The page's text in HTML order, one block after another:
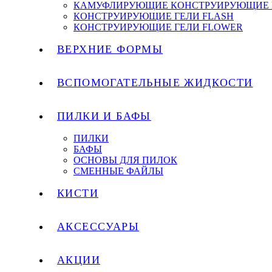
КАМУФЛИРУЮЩИЕ КОНСТРУИРУЮЩИЕ
КОНСТРУИРУЮЩИЕ ГЕЛИ FLASH
КОНСТРУИРУЮЩИЕ ГЕЛИ FLOWER
ВЕРХНИЕ ФОРМЫ
ВСПОМОГАТЕЛЬНЫЕ ЖИДКОСТИ
ПИЛКИ И БАФЫ
ПИЛКИ
БАФЫ
ОСНОВЫ ДЛЯ ПИЛОК
СМЕННЫЕ ФАЙЛЫ
КИСТИ
АКСЕССУАРЫ
АКЦИИ